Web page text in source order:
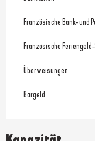
Französische Bank- und
Französische
Überweisungen
Bargeld